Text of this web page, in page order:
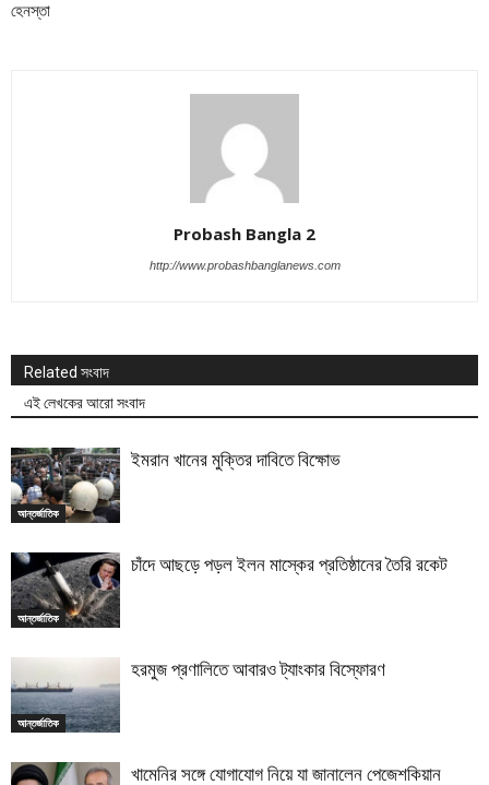
হেনস্তা
Probash Bangla 2
http://www.probashbanglanews.com
Related সংবাদ
এই লেখকের আরো সংবাদ
আন্তর্জাতিক
ইমরান খানের মুক্তির দাবিতে বিক্ষোভ
আন্তর্জাতিক
চাঁদে আছড়ে পড়ল ইলন মাস্কের প্রতিষ্ঠানের তৈরি রকেট
আন্তর্জাতিক
হরমুজ প্রণালিতে আবারও ট্যাংকার বিস্ফোরণ
খামেনির সঙ্গে যোগাযোগ নিয়ে যা জানালেন পেজেশকিয়ান